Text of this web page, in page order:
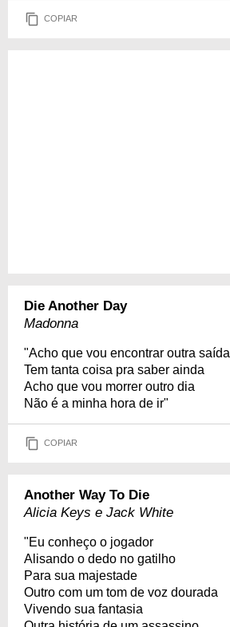
COPIAR
Die Another Day
Madonna
"Acho que vou encontrar outra saída
Tem tanta coisa pra saber ainda
Acho que vou morrer outro dia
Não é a minha hora de ir"
COPIAR
Another Way To Die
Alicia Keys e Jack White
"Eu conheço o jogador
Alisando o dedo no gatilho
Para sua majestade
Outro com um tom de voz dourada
Vivendo sua fantasia